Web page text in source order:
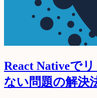
React Nativeで
ない問題の解決